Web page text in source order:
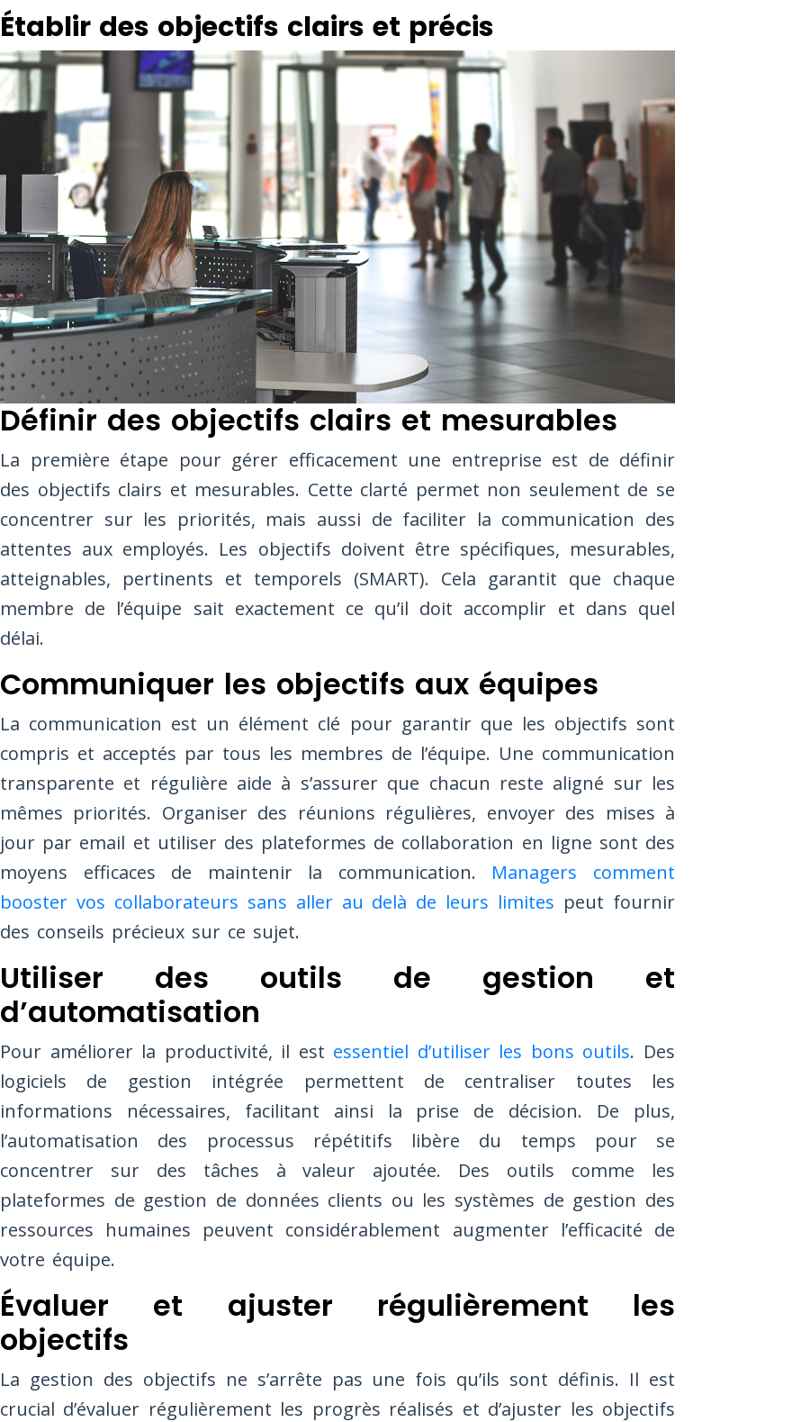
Établir des objectifs clairs et précis
Définir des objectifs clairs et mesurables
La première étape pour gérer efficacement une entreprise est de définir
des objectifs clairs et mesurables. Cette clarté permet non seulement de se
concentrer sur les priorités, mais aussi de faciliter la communication des
attentes aux employés. Les objectifs doivent être spécifiques, mesurables,
atteignables, pertinents et temporels (SMART). Cela garantit que chaque
membre de l’équipe sait exactement ce qu’il doit accomplir et dans quel
délai.
Communiquer les objectifs aux équipes
La communication est un élément clé pour garantir que les objectifs sont
compris et acceptés par tous les membres de l’équipe. Une communication
transparente et régulière aide à s’assurer que chacun reste aligné sur les
mêmes priorités. Organiser des réunions régulières, envoyer des mises à
jour par email et utiliser des plateformes de collaboration en ligne sont des
moyens efficaces de maintenir la communication. Managers comment
booster vos collaborateurs sans aller au delà de leurs limites peut fournir
des conseils précieux sur ce sujet.
Utiliser des outils de gestion et
d’automatisation
Pour améliorer la productivité, il est essentiel d’utiliser les bons outils. Des
logiciels de gestion intégrée permettent de centraliser toutes les
informations nécessaires, facilitant ainsi la prise de décision. De plus,
l’automatisation des processus répétitifs libère du temps pour se
concentrer sur des tâches à valeur ajoutée. Des outils comme les
plateformes de gestion de données clients ou les systèmes de gestion des
ressources humaines peuvent considérablement augmenter l’efficacité de
votre équipe.
Évaluer et ajuster régulièrement les
objectifs
La gestion des objectifs ne s’arrête pas une fois qu’ils sont définis. Il est
crucial d’évaluer régulièrement les progrès réalisés et d’ajuster les objectifs